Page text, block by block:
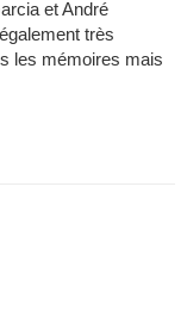
et André
très
les mémoires mais